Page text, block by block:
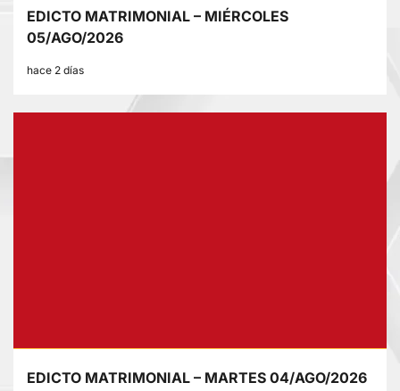
EDICTO MATRIMONIAL – MIÉRCOLES
05/AGO/2026
hace 2 días
EDICTO MATRIMONIAL – MARTES 04/AGO/2026